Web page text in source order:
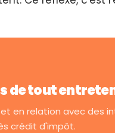
de tout
en relation avec des
crédit d'impôt.